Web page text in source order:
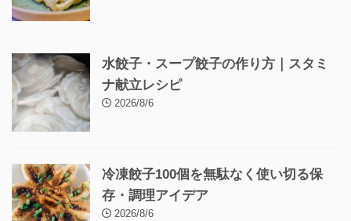
水餃子・スープ餃子の作り方｜スタミ
ナ献立レシピ
2026/8/6
冷凍餃子100個を無駄なく使い切る保
存・調理アイデア
2026/8/6